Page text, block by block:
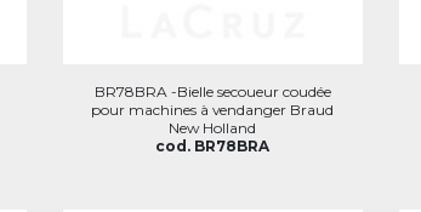
BR78BRA -Bielle secoueur coudée
pour machines à vendanger Braud
New Holland
cod. BR78BRA